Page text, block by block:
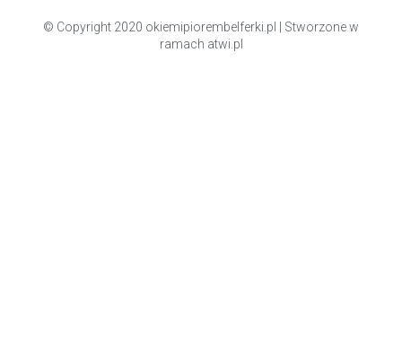
© Copyright 2020 okiemipiorembelferki.pl | Stworzone w
ramach atwi.pl